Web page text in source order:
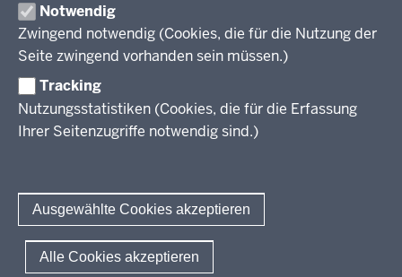
Notwendig
Zwingend notwendig (Cookies, die für die Nutzung der
Seite zwingend vorhanden sein müssen.)
Tracking
Nutzungsstatistiken (Cookies, die für die Erfassung
Ihrer Seitenzugriffe notwendig sind.)
Ausgewählte Cookies akzeptieren
Alle Cookies akzeptieren
Berufsbildung NRW
Das Berufskolleg in NRW
Abschlüsse und Anschlüsse
Modellprojekte
Informationsschriften
Weiterführende Links
Abkürzungen
Bildungsgänge / Bildungspläne
Bildungspläne Ausbildungsvorbereitung (Anlage A)
Fachklassen duales System (Anlage A)
Bildungspläne Berufsfachschule (Anlage B)
Bildungspläne Berufsfachschule und Fachoberschule (Anlage C)
Bildungsgang-übergreifende Themen
Unterricht
Gesellschaft
Digitalisierung
© 2026 Berufsbildung